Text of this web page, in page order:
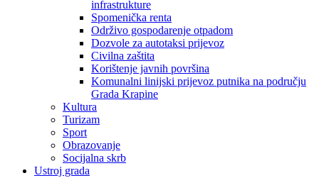
infrastrukture
Spomenička renta
Održivo gospodarenje otpadom
Dozvole za autotaksi prijevoz
Civilna zaštita
Korištenje javnih površina
Komunalni linijski prijevoz putnika na području
Grada Krapine
Kultura
Turizam
Sport
Obrazovanje
Socijalna skrb
Ustroj grada